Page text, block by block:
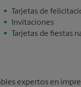
•
Tarjetas de
•
Invitaciones
•
Tarjetas de fiestas
expertos en